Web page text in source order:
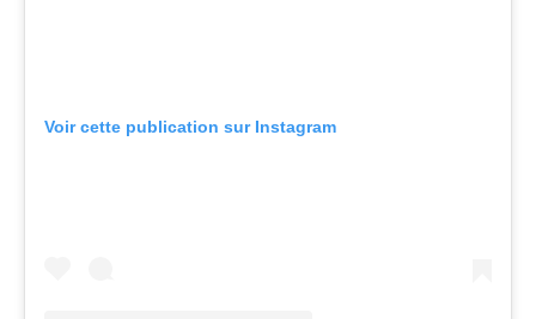
Voir cette publication sur Instagram